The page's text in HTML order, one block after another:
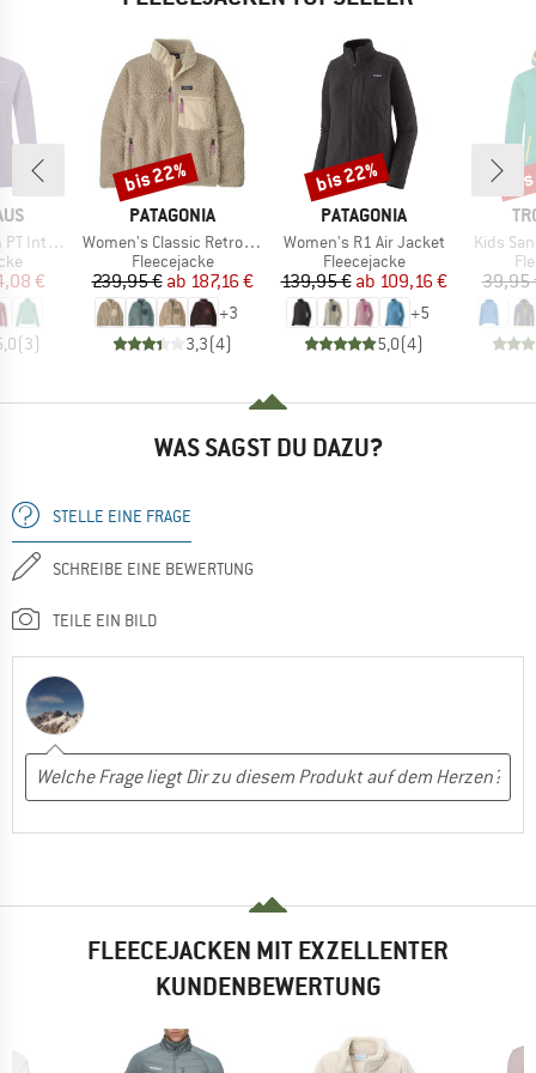
Jacket
Preis
€
(3)
MARKE
PATAGONIA
Artikel
Women's Classic Retro-X Jacket
Produktgruppe
Fleecejacke
Preis
239,95 € reduzierter Preis
ab 187,16 €
+3
3,3(4)
Rabatt
bis 22%
MARKE
PATAGONIA
Artikel
Women's R1 Air Jacket
Produktgruppe
Fleecejacke
Preis
139,95 € reduzierter Preis
ab 109,16 €
+5
5,0(4)
Rabatt
bis 22%
Artikel
Kids
39,95
WAS SAGST DU DAZU?
STELLE EINE FRAGE
SCHREIBE EINE BEWERTUNG
TEILE EIN BILD
FLEECEJACKEN MIT EXZELLENTER
KUNDENBEWERTUNG